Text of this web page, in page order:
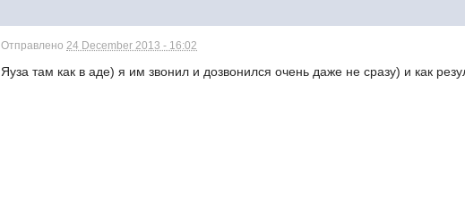
Отправлено24 December 2013 - 16:02
Яуза там как в аде) я им звонил и дозвонился очень даже не сразу) и как